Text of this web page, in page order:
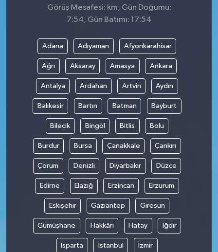
Görüş Mesafesi: km, Gün Doğumu:
7:54, Gün Batımı: 17:54
Adana Adıyaman Afyonkarahisar
Ağrı Aksaray Amasya Ankara
Antalya Ardahan Artvin Aydın
Balıkesir Bartın Batman Bayburt
Bilecik Bingöl Bitlis Bolu
Burdur Bursa Çanakkale Çankırı
Çorum Denizli Diyarbakır Düzce
Edirne Elazığ Erzincan Erzurum
Eskişehir Gaziantep Giresun
Gümüşhane Hakkâri Hatay Iğdır
Isparta İstanbul İzmir